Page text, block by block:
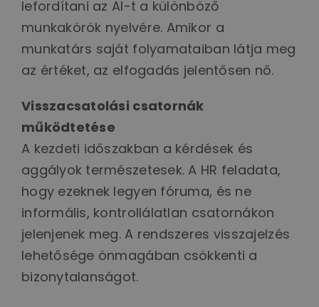
lefordítani az AI-t a különböző
munkakörök nyelvére. Amikor a
munkatárs saját folyamataiban látja meg
az értéket, az elfogadás jelentősen nő.
Visszacsatolási csatornák
működtetése
A kezdeti időszakban a kérdések és
aggályok természetesek. A HR feladata,
hogy ezeknek legyen fóruma, és ne
informális, kontrollálatlan csatornákon
jelenjenek meg. A rendszeres visszajelzés
lehetősége önmagában csökkenti a
bizonytalanságot.